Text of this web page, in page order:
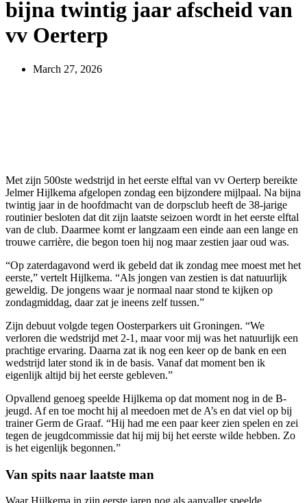
bijna twintig jaar afscheid van
vv Oerterp
March 27, 2026
Met zijn 500ste wedstrijd in het eerste elftal van vv Oerterp bereikte
Jelmer Hijlkema afgelopen zondag een bijzondere mijlpaal. Na bijna
twintig jaar in de hoofdmacht van de dorpsclub heeft de 38-jarige
routinier besloten dat dit zijn laatste seizoen wordt in het eerste elftal
van de club. Daarmee komt er langzaam een einde aan een lange en
trouwe carrière, die begon toen hij nog maar zestien jaar oud was.
“Op zaterdagavond werd ik gebeld dat ik zondag mee moest met het
eerste,” vertelt Hijlkema. “Als jongen van zestien is dat natuurlijk
geweldig. De jongens waar je normaal naar stond te kijken op
zondagmiddag, daar zat je ineens zelf tussen.”
Zijn debuut volgde tegen Oosterparkers uit Groningen. “We
verloren die wedstrijd met 2-1, maar voor mij was het natuurlijk een
prachtige ervaring. Daarna zat ik nog een keer op de bank en een
wedstrijd later stond ik in de basis. Vanaf dat moment ben ik
eigenlijk altijd bij het eerste gebleven.”
Opvallend genoeg speelde Hijlkema op dat moment nog in de B-
jeugd. Af en toe mocht hij al meedoen met de A’s en dat viel op bij
trainer Germ de Graaf. “Hij had me een paar keer zien spelen en zei
tegen de jeugdcommissie dat hij mij bij het eerste wilde hebben. Zo
is het eigenlijk begonnen.”
Van spits naar laatste man